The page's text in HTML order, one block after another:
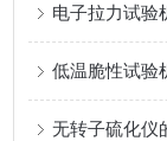
电子拉力试验
低温脆性试验
无转子硫化仪